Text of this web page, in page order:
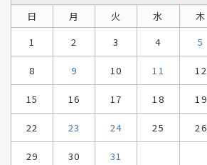
日 月 火 水 木
1
2 3 4 5
8 9 10 11 12
15 16 17 18 19
22 23 24 25 26
29 30 31